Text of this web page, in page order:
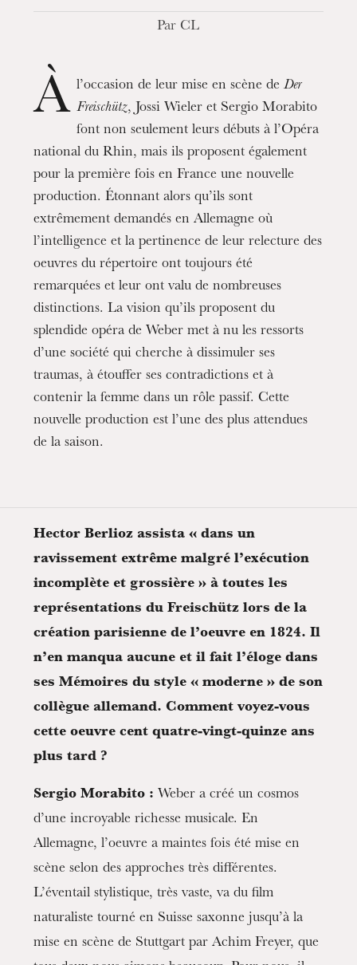
Par CL
À l’occasion de leur mise en scène deDer
Freischütz, Jossi Wieler et Sergio Morabito
font non seulement leurs débuts à l’Opéra
national du Rhin, mais ils proposent également
pour la première fois en France une nouvelle
production. Étonnant alors qu’ils sont
extrêmement demandés en Allemagne où
l’intelligence et la pertinence de leur relecture des
oeuvres du répertoire ont toujours été
remarquées et leur ont valu de nombreuses
distinctions. La vision qu’ils proposent du
splendide opéra de Weber met à nu les ressorts
d’une société qui cherche à dissimuler ses
traumas, à étouffer ses contradictions et à
contenir la femme dans un rôle passif. Cette
nouvelle production est l’une des plus attendues
de la saison.
Hector Berlioz assista « dans un
ravissement extrême malgré l’exécution
incomplète et grossière » à toutes les
représentations du Freischütz lors de la
création parisienne de l’oeuvre en 1824. Il
n’en manqua aucune et il fait l’éloge dans
ses Mémoires du style « moderne » de son
collègue allemand. Comment voyez-vous
cette oeuvre cent quatre-vingt-quinze ans
plus tard ?
Sergio Morabito : Weber a créé un cosmos
d’une incroyable richesse musicale. En
Allemagne, l’oeuvre a maintes fois été mise en
scène selon des approches très différentes.
L’éventail stylistique, très vaste, va du film
naturaliste tourné en Suisse saxonne jusqu’à la
mise en scène de Stuttgart par Achim Freyer, que